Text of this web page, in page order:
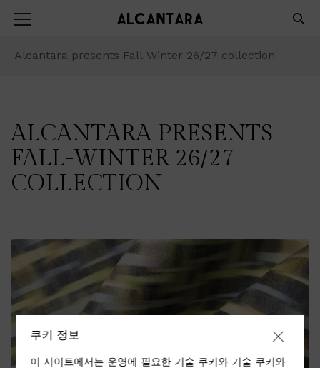
Alcantara presents Fall-Winter 26/27 collection
ALCANTARA PRESENTS
FALL-WINTER 26/27
COLLECTION
쿠키 정보
이 사이트에서는 운영에 필요한 기술 쿠키와 기술 쿠키와